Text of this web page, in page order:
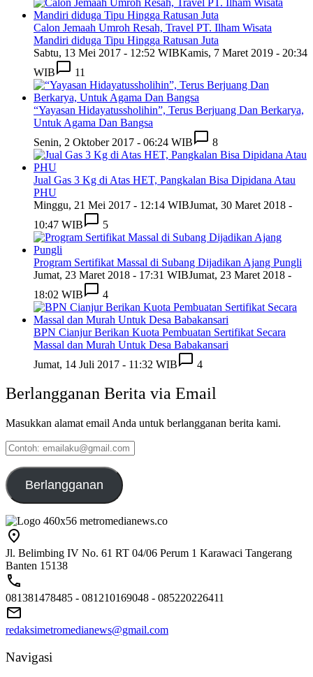
Calon Jemaah Umroh Resah, Travel PT. Ilham Wisata
Mandiri diduga Tipu Hingga Ratusan Juta
Sabtu, 13 Mei 2017 - 12:52 WIBKamis, 7 Maret 2019 - 20:34
WIB
11
“Yayasan Hidayatussholihin”, Terus Berjuang Dan Berkarya,
Untuk Agama Dan Bangsa
Senin, 2 Oktober 2017 - 06:24 WIB
8
Jual Gas 3 Kg di Atas HET, Pangkalan Bisa Dipidana Atau
PHU
Minggu, 21 Mei 2017 - 12:14 WIBJumat, 30 Maret 2018 -
10:47 WIB
5
Program Sertifikat Massal di Subang Dijadikan Ajang Pungli
Jumat, 23 Maret 2018 - 17:31 WIBJumat, 23 Maret 2018 -
18:02 WIB
4
BPN Cianjur Berikan Kuota Pembuatan Sertifikat Secara
Massal dan Murah Untuk Desa Babakansari
Jumat, 14 Juli 2017 - 11:32 WIB
4
Berlangganan Berita via Email
Masukkan alamat email Anda untuk berlangganan berita kami.
Contoh:
emailaku@gmail.com
Berlangganan
Jl. Belimbing IV No. 61 RT 04/06 Perum 1 Karawaci Tangerang
Banten 15138
081381478485 - 081210169048 - 085220226411
redaksimetromedianews@gmail.com
Navigasi